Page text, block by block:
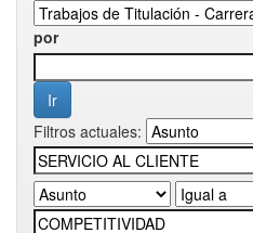
por
Filtros actuales: